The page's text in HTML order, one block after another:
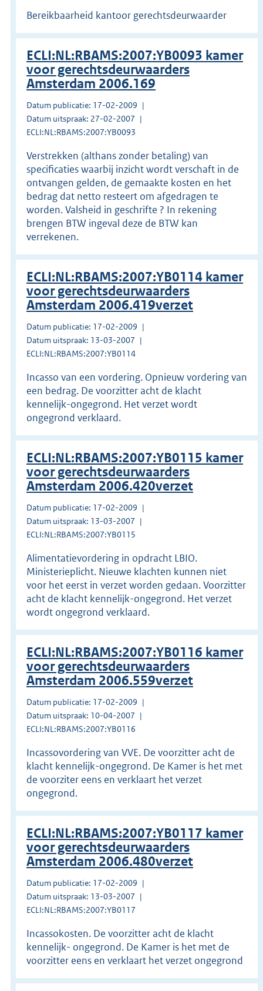
Bereikbaarheid kantoor gerechtsdeurwaarder
ECLI:NL:RBAMS:2007:YB0093 kamer
voor gerechtsdeurwaarders
Amsterdam 2006.169
Datum publicatie: 17-02-2009
Datum uitspraak: 27-02-2007
ECLI:NL:RBAMS:2007:YB0093
Verstrekken (althans zonder betaling) van
specificaties waarbij inzicht wordt verschaft in de
ontvangen gelden, de gemaakte kosten en het
bedrag dat netto resteert om afgedragen te
worden. Valsheid in geschrifte ? In rekening
brengen BTW ingeval deze de BTW kan
verrekenen.
ECLI:NL:RBAMS:2007:YB0114 kamer
voor gerechtsdeurwaarders
Amsterdam 2006.419verzet
Datum publicatie: 17-02-2009
Datum uitspraak: 13-03-2007
ECLI:NL:RBAMS:2007:YB0114
Incasso van een vordering. Opnieuw vordering van
een bedrag. De voorzitter acht de klacht
kennelijk-ongegrond. Het verzet wordt
ongegrond verklaard.
ECLI:NL:RBAMS:2007:YB0115 kamer
voor gerechtsdeurwaarders
Amsterdam 2006.420verzet
Datum publicatie: 17-02-2009
Datum uitspraak: 13-03-2007
ECLI:NL:RBAMS:2007:YB0115
Alimentatievordering in opdracht LBIO.
Ministerieplicht. Nieuwe klachten kunnen niet
voor het eerst in verzet worden gedaan. Voorzitter
acht de klacht kennelijk-ongegrond. Het verzet
wordt ongegrond verklaard.
ECLI:NL:RBAMS:2007:YB0116 kamer
voor gerechtsdeurwaarders
Amsterdam 2006.559verzet
Datum publicatie: 17-02-2009
Datum uitspraak: 10-04-2007
ECLI:NL:RBAMS:2007:YB0116
Incassovordering van VVE. De voorzitter acht de
klacht kennelijk-ongegrond. De Kamer is het met
de voorziter eens en verklaart het verzet
ongegrond.
ECLI:NL:RBAMS:2007:YB0117 kamer
voor gerechtsdeurwaarders
Amsterdam 2006.480verzet
Datum publicatie: 17-02-2009
Datum uitspraak: 13-03-2007
ECLI:NL:RBAMS:2007:YB0117
Incassokosten. De voorzitter acht de klacht
kennelijk- ongegrond. De Kamer is het met de
voorzitter eens en verklaart het verzet ongegrond